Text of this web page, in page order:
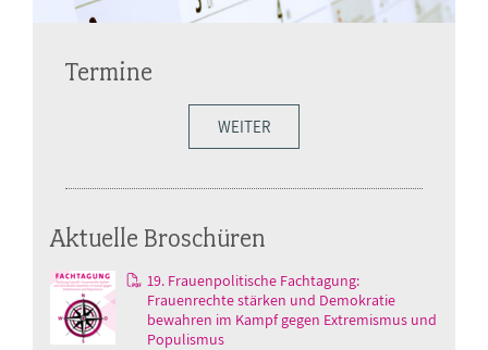
Termine
WEITER
Aktuelle Broschüren
19. Frauenpolitische Fachtagung:
Frauenrechte stärken und Demokratie
bewahren im Kampf gegen Extremismus und
Populismus